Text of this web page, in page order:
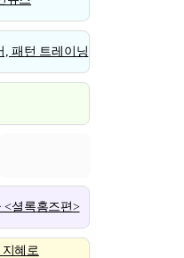
, 패턴 트레이닝
<셜록홈즈편>
혜로